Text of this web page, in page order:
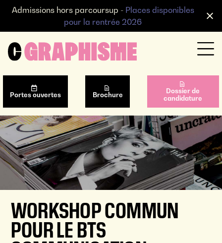
WORKSHOP COMMUN
POUR LE BTS
Admissions hors parcoursup - Places disponibles
pour la rentrée 2026
Portes ouvertes Brochure
Dossier de
candidature